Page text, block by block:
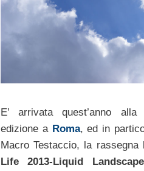
E’ arrivata quest’anno alla
edizione a Roma, ed in
Macro Testaccio, la rassegna
Life 2013-Liquid